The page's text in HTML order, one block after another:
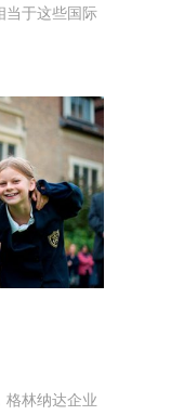
当于这些国际
格林纳达企业